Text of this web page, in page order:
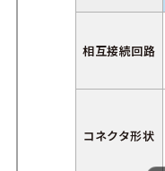
相互接続回路
コネクタ形状